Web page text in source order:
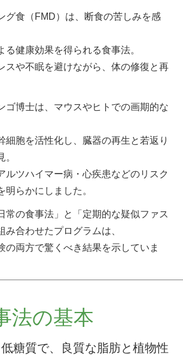
グ食（FMD）は、断食の苦しみを感
る健康効果を得られる食事法。
スや不眠を避けながら、体の修復と再
ゴ博士は、マウスやヒトでの画期的な
細胞を活性化し、臓器の再生と若返り
ルツハイマー病・心疾患などのリスク
明らかにしました。
常の食事法」と「定期的な疑似ファス
み合わせたプログラムは、
の両方で驚くべき結果を示していま
法の基本
糖質で、良質な脂肪と植物性